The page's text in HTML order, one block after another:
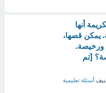
أنها
يمكن قصها،
ورخيصة.
[تم
أسئلة تعليمية